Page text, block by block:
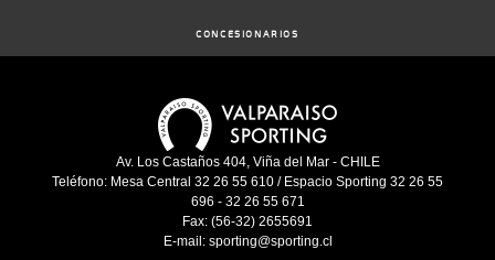
CONCESIONARIOS
Av. Los Castaños 404, Viña del Mar - CHILE
Teléfono: Mesa Central 32 26 55 610 / Espacio Sporting 32 26 55
696 - 32 26 55 671
Fax: (56-32) 2655691
E-mail: sporting@sporting.cl